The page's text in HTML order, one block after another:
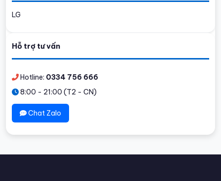
LG
Hỗ trợ tư vấn
Hotline: 0334 756 666
8:00 - 21:00 (T2 - CN)
Chat Zalo